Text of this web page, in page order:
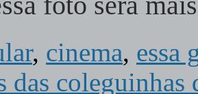
, cinema, essa
das